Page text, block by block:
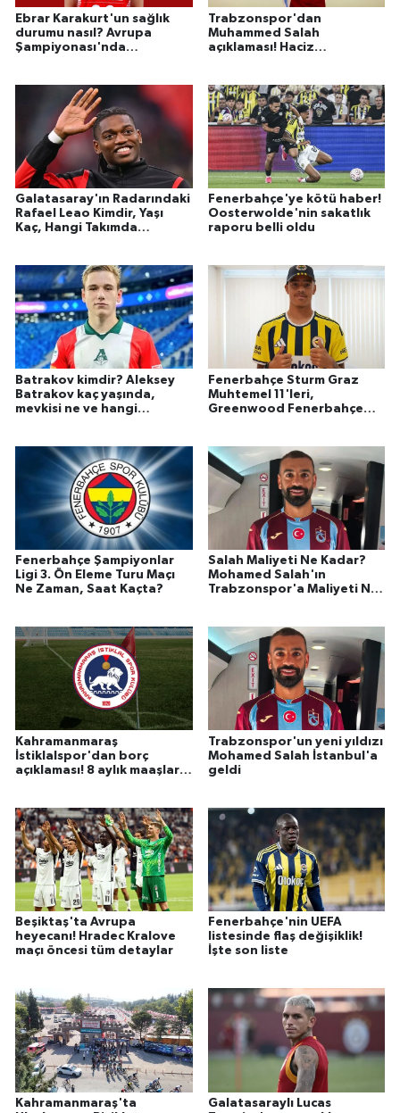
Ebrar Karakurt'un sağlık
durumu nasıl? Avrupa
Şampiyonası'nda
Trabzonspor'dan
Muhammed Salah
açıklaması! Haciz
Galatasaray'ın Radarındaki
Rafael Leao Kimdir, Yaşı
Kaç, Hangi Takımda
Fenerbahçe'ye kötü haber!
Oosterwolde'nin sakatlık
raporu belli oldu
Batrakov kimdir? Aleksey
Batrakov kaç yaşında,
mevkisi ne ve hangi
Fenerbahçe Sturm Graz
Muhtemel 11'leri,
Greenwood Fenerbahçe
Fenerbahçe Şampiyonlar
Ligi 3. Ön Eleme Turu Maçı
Ne Zaman, Saat Kaçta?
Salah Maliyeti Ne Kadar?
Mohamed Salah'ın
Trabzonspor'a Maliyeti Ne
Kahramanmaraş
İstiklalspor'dan borç
açıklaması! 8 aylık maaşlar
Trabzonspor'un yeni yıldızı
Mohamed Salah İstanbul'a
geldi
Beşiktaş'ta Avrupa
heyecanı! Hradec Kralove
maçı öncesi tüm detaylar
Fenerbahçe'nin UEFA
listesinde flaş değişiklik!
İşte son liste
Kahramanmaraş'ta
Galatasaraylı Lucas